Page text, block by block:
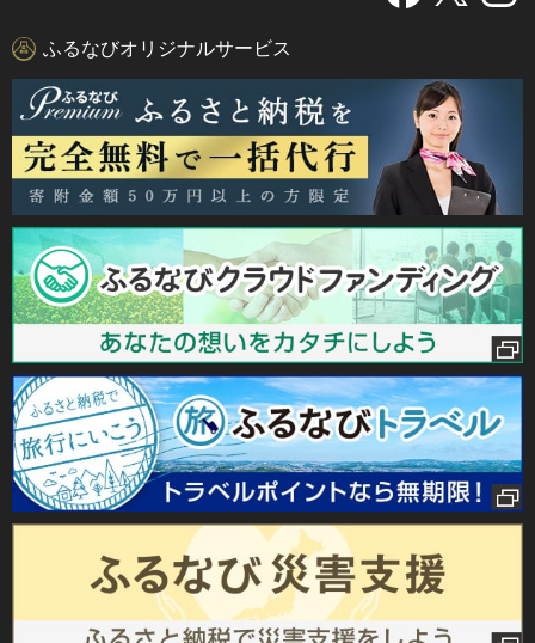
ふるなびオリジナルサービス